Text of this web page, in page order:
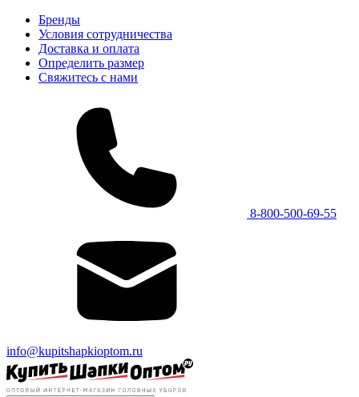
Бренды
Условия сотрудничества
Доставка и оплата
Определить размер
Свяжитесь с нами
8-800-500-69-55
info@kupitshapkioptom.ru